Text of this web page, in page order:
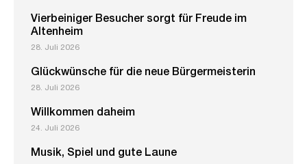
Vierbeiniger Besucher sorgt für Freude im
Altenheim
28. Juli 2026
Glückwünsche für die neue Bürgermeisterin
28. Juli 2026
Willkommen daheim
24. Juli 2026
Musik, Spiel und gute Laune